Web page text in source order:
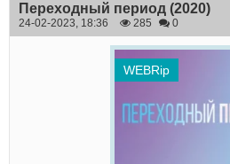
Переходный период (2020)
24-02-2023, 18:36 285 0
WEBRip